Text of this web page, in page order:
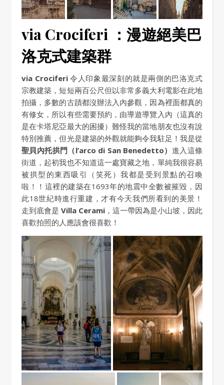
via Crociferi ：漫遊絕美巴
洛克式建築群
via Crociferi令人印象最深刻的就是兩側的巴洛克式
宗教建築，短短兩百公尺但以非常多義大利電影在此地
拍攝，多數的古蹟都沒辦法入內參觀，因為裡面都真的
有修女，所以有些需要預約，由導遊導覽入內（這真的
是在卡塔尼亞最大的困擾）難怪我的當地朋友也沒有說
特別推薦，但光是建築的外觀就能夠令我駐足！我是從
聖貝內托拱門（l’arco di San Benedetto） 進入這條
街道，起初我也不知道這一處寶藏之地，單純我很容易
被拱型的東西吸引（笑死）我都是受到景點的召喚
啦！！這裡的建築在1693年的地震中全數被摧毀，因
此18世紀時進行重建，才有今天我們所看到的美景！
走到底會是 Villa Cerami ，這一帶因為是小山坡，因此
喜歡拍照的人應該會很喜歡！